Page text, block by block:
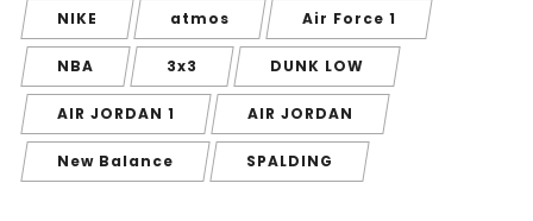
NIKE atmos Air Force 1
NBA 3x3 DUNK LOW
AIR JORDAN 1 AIR JORDAN
New Balance SPALDING